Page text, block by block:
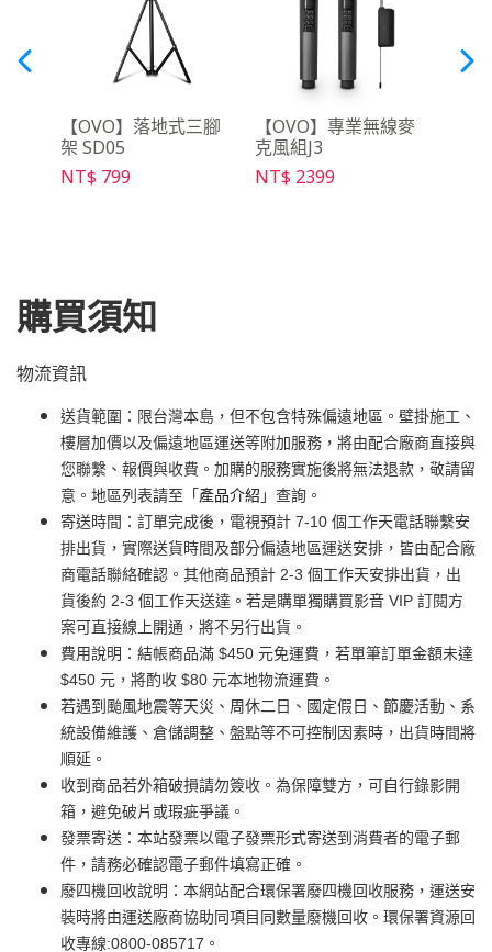
【OVO】落地式三腳
架 SD05
NT$ 799
【OVO】專業無線麥
克風組J3
NT$ 2399
購買須知
物流資訊
送貨範圍：限台灣本島，但不包含特殊偏遠地區。壁掛施工、
樓層加價以及偏遠地區運送等附加服務，將由配合廠商直接與
您聯繫、報價與收費。加購的服務實施後將無法退款，敬請留
意。地區列表請至「 產品介紹 」查詢。
寄送時間：訂單完成後，電視預計 7-10 個工作天電話聯繫安
排出貨，實際送貨時間及部分偏遠地區運送安排，皆由配合廠
商電話聯絡確認。其他商品預計 2-3 個工作天安排出貨，出
貨後約 2-3 個工作天送達。若是購單獨購買影音 VIP 訂閱方
案可直接線上開通，將不另行出貨。
費用說明：結帳商品滿 $450 元免運費，若單筆訂單金額未達
$450 元，將酌收 $80 元本地物流運費。
若遇到颱風地震等天災、周休二日、國定假日、節慶活動、系
統設備維護、倉儲調整、盤點等不可控制因素時，出貨時間將
順延。
收到商品若外箱破損請勿簽收。為保障雙方，可自行錄影開
箱，避免破片或瑕疵爭議。
發票寄送：本站發票以電子發票形式寄送到消費者的電子郵
件，請務必確認電子郵件填寫正確。
廢四機回收說明：本網站配合環保署廢四機回收服務，運送安
裝時將由運送廠商協助同項目同數量廢機回收。環保署資源回
收專線:0800-085717。